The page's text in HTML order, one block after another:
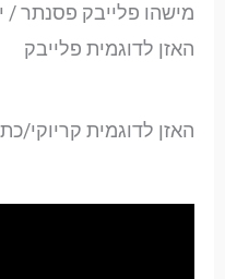
מישהו פלייבק פסנתר /
האזן לדוגמית פלייבק
האזן לדוגמית קריוקי/